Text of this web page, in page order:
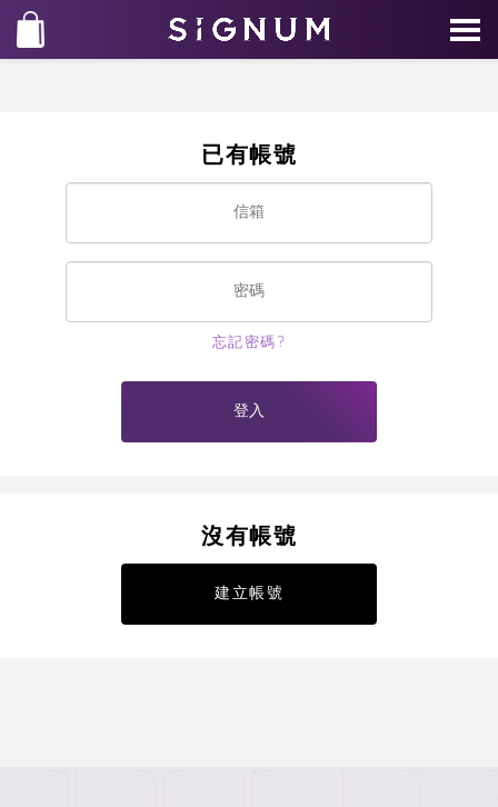
已有帳號
忘記密碼?
登入
沒有帳號
建立帳號